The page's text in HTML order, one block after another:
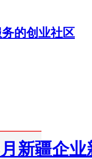
新疆企